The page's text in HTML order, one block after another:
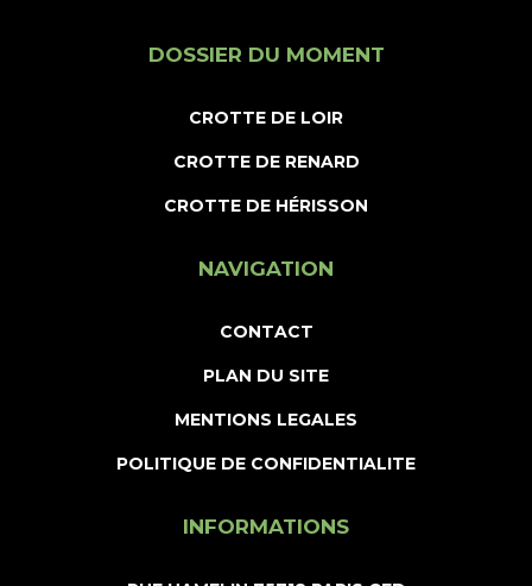
DOSSIER DU MOMENT
CROTTE DE LOIR
CROTTE DE RENARD
CROTTE DE HÉRISSON
NAVIGATION
CONTACT
PLAN DU SITE
MENTIONS LEGALES
POLITIQUE DE CONFIDENTIALITE
INFORMATIONS